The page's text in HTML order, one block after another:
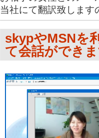
当社にて翻訳致します
skypやMSNを
て会話ができ